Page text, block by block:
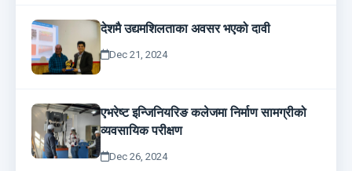
देशमै उद्यमशिलताका अवसर भएको दावी
Dec 21, 2024
एभरेष्ट इन्जिनियरिङ कलेजमा निर्माण सामग्रीको
व्यवसायिक परीक्षण
Dec 26, 2024